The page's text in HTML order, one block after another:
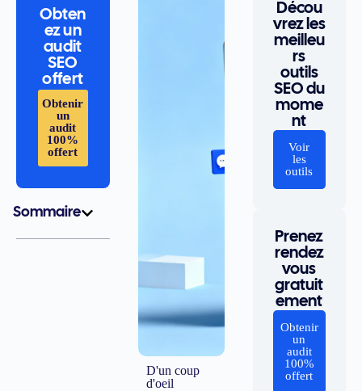
Obten
ez un
audit
SEO
offert
Obtenir
un
audit
100%
offert
Sommaire
D'un coup
d'oeil
Décou
vrez les
meilleu
rs
outils
SEO du
mome
nt
Voir
les
outils
Prenez
rendez
vous
gratuit
ement
Obtenir
un
audit
100%
offert